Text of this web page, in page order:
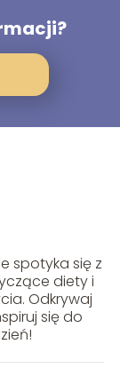
spotyka się z
diety i
Odkrywaj
się do